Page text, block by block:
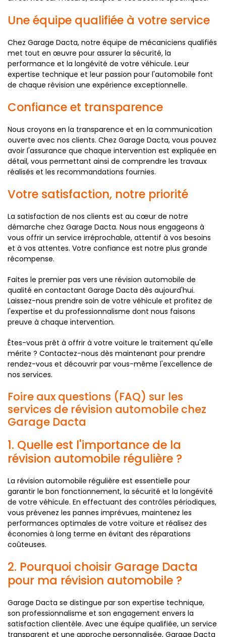
Une équipe qualifiée à votre service
Chez Garage Dacta, notre équipe de mécaniciens qualifiés
met tout en œuvre pour assurer la sécurité, la
performance et la longévité de votre véhicule. Leur
expertise technique et leur passion pour l'automobile font
de chaque révision une expérience exceptionnelle.
Confiance et transparence
Nous croyons en la transparence et en la communication
ouverte avec nos clients. Chez Garage Dacta, vous pouvez
avoir l'assurance que chaque intervention est expliquée en
détail, vous permettant ainsi de comprendre les travaux
réalisés et les recommandations fournies.
Votre satisfaction, notre priorité
La satisfaction de nos clients est au cœur de notre
démarche chez Garage Dacta. Nous nous engageons à
vous offrir un service irréprochable, attentif à vos besoins
et à vos attentes. Votre confiance est notre plus grande
récompense.
Faites le premier pas vers une révision automobile de
qualité en contactant Garage Dacta dès aujourd'hui.
Laissez-nous prendre soin de votre véhicule et profitez de
l'expertise et du professionnalisme dont nous faisons
preuve à chaque intervention.
Êtes-vous prêt à offrir à votre voiture le traitement qu'elle
mérite ? Contactez-nous dès maintenant pour prendre
rendez-vous et découvrir par vous-même l'excellence de
nos services.
Foire aux questions (FAQ) sur les
services de révision automobile chez
Garage Dacta
1. Quelle est l'importance de la
révision automobile régulière ?
La révision automobile régulière est essentielle pour
garantir le bon fonctionnement, la sécurité et la longévité
de votre véhicule. En effectuant des contrôles périodiques,
vous prévenez les pannes imprévues, maintenez les
performances optimales de votre voiture et réalisez des
économies à long terme en évitant des réparations
coûteuses.
2. Pourquoi choisir Garage Dacta
pour ma révision automobile ?
Garage Dacta se distingue par son expertise technique,
son professionnalisme et son engagement envers la
satisfaction clientèle. Avec une équipe qualifiée, un service
transparent et une approche personnalisée, Garage Dacta